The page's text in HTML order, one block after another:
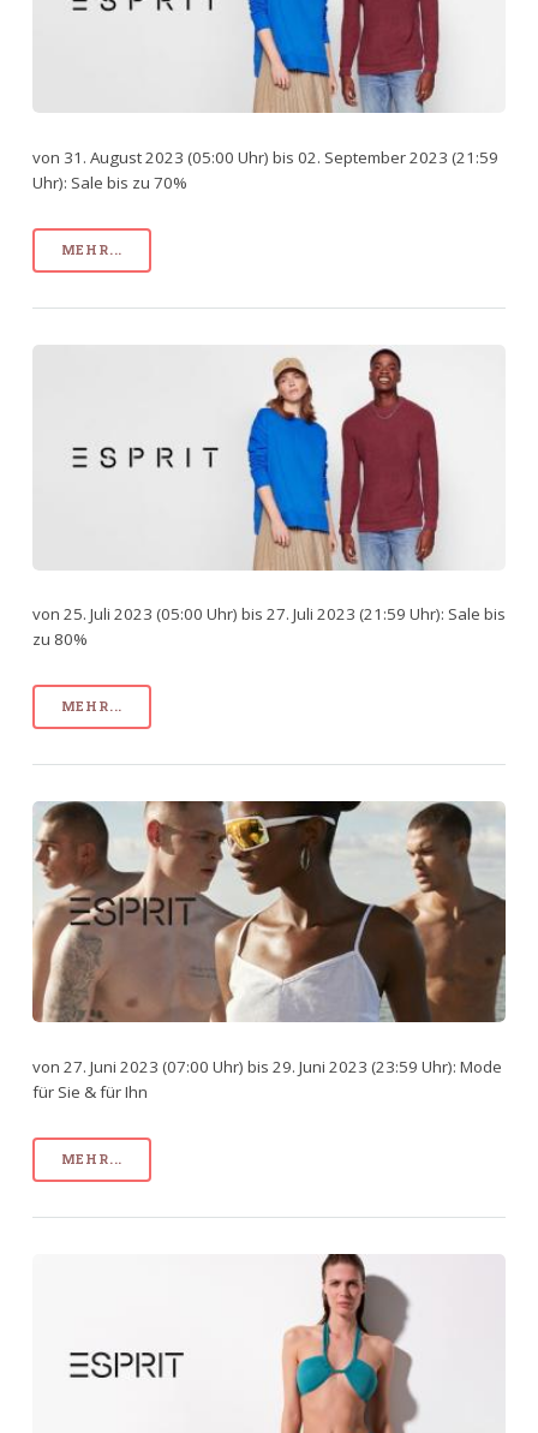
von 31. August 2023 (05:00 Uhr) bis 02. September 2023 (21:59
Uhr): Sale bis zu 70%
MEHR...
von 25. Juli 2023 (05:00 Uhr) bis 27. Juli 2023 (21:59 Uhr): Sale bis
zu 80%
MEHR...
von 27. Juni 2023 (07:00 Uhr) bis 29. Juni 2023 (23:59 Uhr): Mode
für Sie & für Ihn
MEHR...